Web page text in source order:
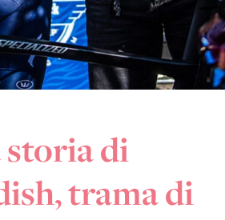
storia di
trama di